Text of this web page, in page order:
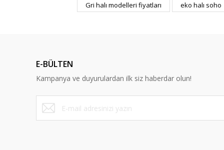
Ürün resmi kalitesiz, bozuk veya görüntülenemiyor.
Bu ürüne benzer farklı alternatifler olmalı.
Gri halı modelleri fiyatları
eko halı soho
E-BÜLTEN
Kampanya ve duyurulardan ilk siz haberdar olun!